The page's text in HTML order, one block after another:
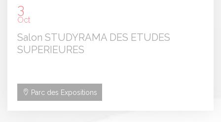
3
Oct
Salon STUDYRAMA DES ETUDES
SUPERIEURES
Parc des Expositions